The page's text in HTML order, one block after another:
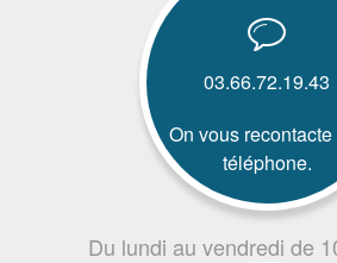
03.66.72.19.43
On vous
téléphone.
Du lundi au vendredi de